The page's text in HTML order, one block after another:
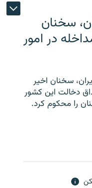
سخنان
در امور
سخنان اخیر
دخالت این کشور
را محکوم کرد.